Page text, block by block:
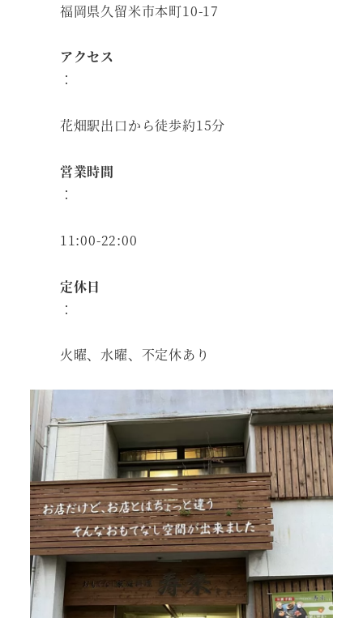
福岡県久留米市本町10-17
アクセス
：
花畑駅出口から徒歩約15分
営業時間
：
11:00-22:00
定休日
：
火曜、水曜、不定休あり